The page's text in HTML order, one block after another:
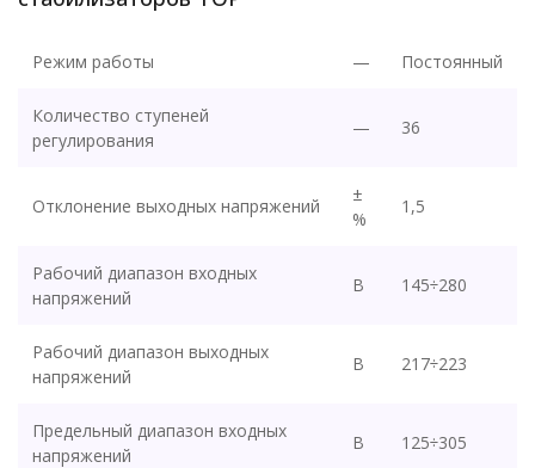
Режим работы — Постоянный
Количество ступеней
регулирования
— 36
Отклонение выходных напряжений
±
%
1,5
Рабочий диапазон входных
напряжений
В 145÷280
Рабочий диапазон выходных
напряжений
В 217÷223
Предельный диапазон входных
напряжений
В 125÷305